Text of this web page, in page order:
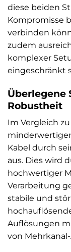
diese beiden
Kompromisse
verbinden
zudem
komplexer
eingeschränkt
Überlegene
Robustheit
Im Vergleich
Kabel durch
aus. Dies wird
hochwertiger
Verarbeitung
stabile und
Auflösungen
von